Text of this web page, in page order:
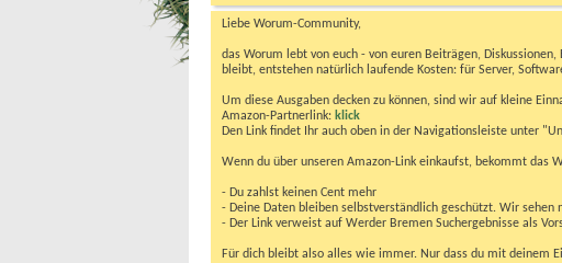
Liebe Worum-Community,
das Worum lebt von euch - von euren Beiträgen,
bleibt, entstehen natürlich laufende Kosten: für Server,
Um diese Ausgaben decken zu können, sind wir auf kleine
Amazon-Partnerlink: klick
Den Link findet Ihr auch oben in der Navigationsleiste unter
Wenn du über unseren Amazon-Link einkaufst, bekommt das
- Du zahlst keinen Cent mehr
- Deine Daten bleiben selbstverständlich geschützt. Wir sehen
- Der Link verweist auf Werder Bremen Suchergebnisse als
Für dich bleibt also alles wie immer. Nur dass du mit deinem